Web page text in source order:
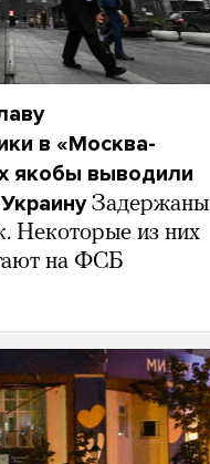
в «Москва-
якобы выводили
Задержаны
Некоторые из них
на ФСБ